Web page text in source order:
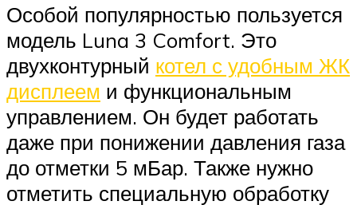
Особой популярностью пользуется
модель Luna 3 Comfort. Это
двухконтурный котел с удобным ЖК
дисплеем и функциональным
управлением. Он будет работать
даже при понижении давления газа
до отметки 5 мБар. Также нужно
отметить специальную обработку